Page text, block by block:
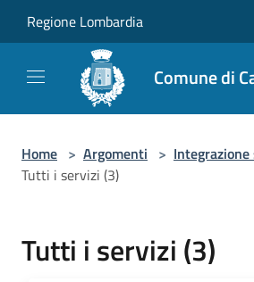
Regione Lombardia
Comune di
Home > Argomenti > Integrazione
Tutti i servizi (3)
Tutti i servizi (3)